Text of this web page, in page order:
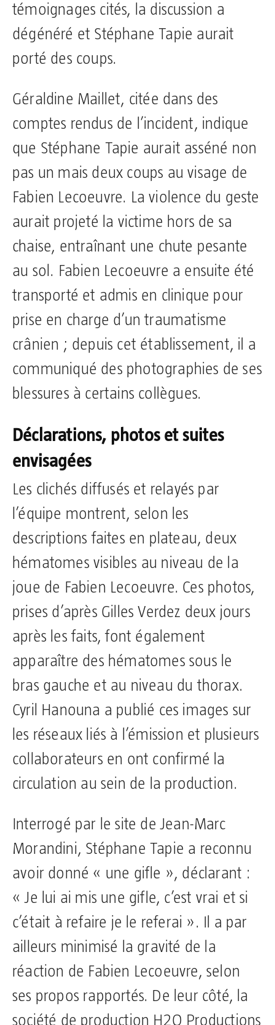
témoignages cités, la discussion a
dégénéré et Stéphane Tapie aurait
porté des coups.
Géraldine Maillet, citée dans des
comptes rendus de l’incident, indique
que Stéphane Tapie aurait asséné non
pas un mais deux coups au visage de
Fabien Lecoeuvre. La violence du geste
aurait projeté la victime hors de sa
chaise, entraînant une chute pesante
au sol. Fabien Lecoeuvre a ensuite été
transporté et admis en clinique pour
prise en charge d’un traumatisme
crânien ; depuis cet établissement, il a
communiqué des photographies de ses
blessures à certains collègues.
Déclarations, photos et suites
envisagées
Les clichés diffusés et relayés par
l’équipe montrent, selon les
descriptions faites en plateau, deux
hématomes visibles au niveau de la
joue de Fabien Lecoeuvre. Ces photos,
prises d’après Gilles Verdez deux jours
après les faits, font également
apparaître des hématomes sous le
bras gauche et au niveau du thorax.
Cyril Hanouna a publié ces images sur
les réseaux liés à l’émission et plusieurs
collaborateurs en ont confirmé la
circulation au sein de la production.
Interrogé par le site de Jean-Marc
Morandini, Stéphane Tapie a reconnu
avoir donné « une gifle », déclarant :
« Je lui ai mis une gifle, c’est vrai et si
c’était à refaire je le referai ». Il a par
ailleurs minimisé la gravité de la
réaction de Fabien Lecoeuvre, selon
ses propos rapportés. De leur côté, la
société de production H2O Productions